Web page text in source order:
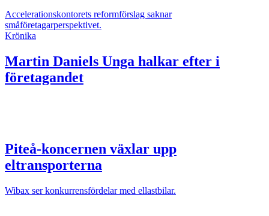
Accelerationskontorets reformförslag saknar
småföretagarperspektivet.
Krönika
Martin Daniels Unga halkar efter i
företagandet
Piteå-koncernen växlar upp
eltransporterna
Wibax ser konkurrensfördelar med ellastbilar.